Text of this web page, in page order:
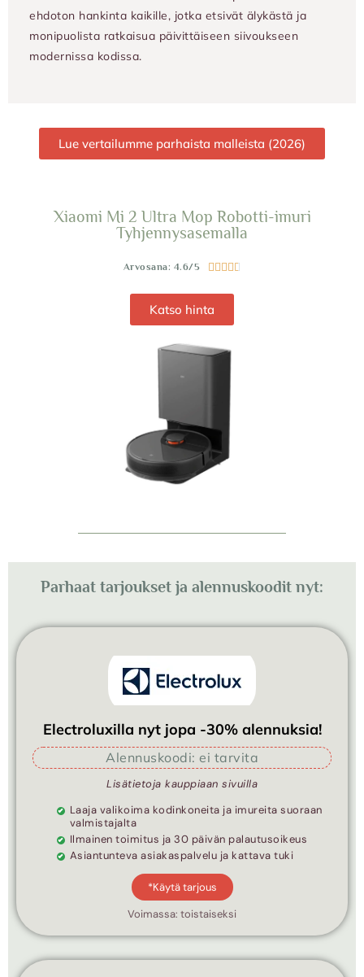
ehdoton hankinta kaikille, jotka etsivät älykästä ja
monipuolista ratkaisua päivittäiseen siivoukseen
modernissa kodissa.
Lue vertailumme parhaista malleista (2026)
Xiaomi Mi 2 Ultra Mop Robotti-imuri
Tyhjennysasemalla
Arvosana: 4.6/5     
Katso hinta
Parhaat tarjoukset ja alennuskoodit nyt:
Electroluxilla nyt jopa -30% alennuksia!
Alennuskoodi: ei tarvita
Lisätietoja kauppiaan sivuilla
Laaja valikoima kodinkoneita ja imureita suoraan
valmistajalta
Ilmainen toimitus ja 30 päivän palautusoikeus
Asiantunteva asiakaspalvelu ja kattava tuki
*Käytä tarjous
Voimassa: toistaiseksi